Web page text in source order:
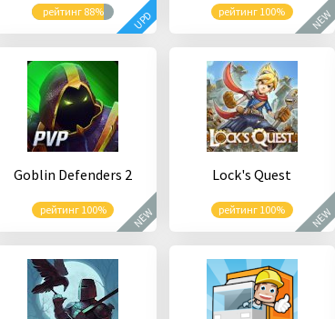
рейтинг 88% UPD рейтинг 100% NEW
Goblin Defenders 2
рейтинг 100% NEW
Lock's Quest
рейтинг 100% NEW